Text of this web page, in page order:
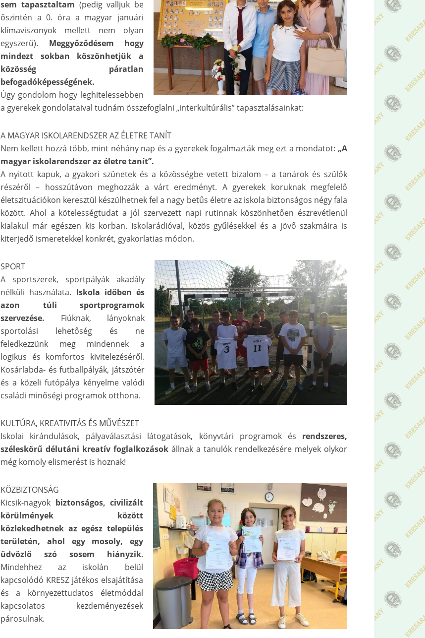
sem tapasztaltam (pedig valljuk be
őszintén a 0. óra a magyar januári
klímaviszonyok mellett nem olyan
egyszerű). Meggyőződésem hogy
mindezt sokban köszönhetjük a
közösség páratlan
befogadóképességének.
Úgy gondolom hogy leghitelessebben
a gyerekek gondolataival tudnám összefoglalni „interkultúrális” tapasztalásainkat:
A MAGYAR ISKOLARENDSZER AZ ÉLETRE TANÍT
Nem kellett hozzá több, mint néhány nap és a gyerekek fogalmazták meg ezt a mondatot: „A
magyar iskolarendszer az életre tanít”.
A nyitott kapuk, a gyakori szünetek és a közösségbe vetett bizalom – a tanárok és szülők
részéről – hosszútávon meghozzák a várt eredményt. A gyerekek koruknak megfelelő
életszituációkon keresztül készülhetnek fel a nagy betűs életre az iskola biztonságos négy fala
között. Ahol a kötelességtudat a jól szervezett napi rutinnak köszönhetően észrevétlenül
kialakul már egészen kis korban. Iskolarádióval, közös gyűlésekkel és a jövő szakmáira is
kiterjedő ismeretekkel konkrét, gyakorlatias módon.
SPORT
A sportszerek, sportpályák akadály
nélküli használata. Iskola időben és
azon túli sportprogramok
szervezése. Fiúknak, lányoknak
sportolási lehetőség és ne
feledkezzünk meg mindennek a
logikus és komfortos kivitelezéséről.
Kosárlabda- és futballpályák, játszótér
és a közeli futópálya kényelme valódi
családi minőségi programok otthona.
KULTÚRA, KREATIVITÁS ÉS MŰVÉSZET
Iskolai kirándulások, pályaválasztási látogatások, könyvtári programok és rendszeres,
széleskörű délutáni kreatív foglalkozások állnak a tanulók rendelkezésére melyek olykor
még komoly elismerést is hoznak!
KÖZBIZTONSÁG
Kicsik-nagyok biztonságos, civilizált
körülmények között
közlekedhetnek az egész település
területén, ahol egy mosoly, egy
üdvözlő szó sosem hiányzik.
Mindehhez az iskolán belül
kapcsolódó KRESZ játékos elsajátítása
és a környezettudatos életmóddal
kapcsolatos kezdeményezések
párosulnak.